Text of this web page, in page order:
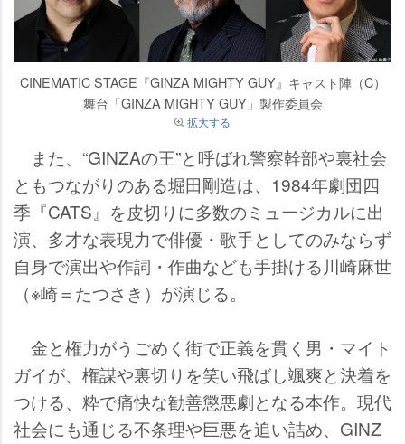
CINEMATIC STAGE『GINZA MIGHTY GUY』キャスト陣（C）
舞台「GINZA MIGHTY GUY」製作委員会
拡大する
また、“GINZAの王”と呼ばれ警察幹部や裏社会
ともつながりのある堀田剛造は、1984年劇団四
季『CATS』を皮切りに多数のミュージカルに出
演、多才な表現力で俳優・歌手としてのみならず
自身で演出や作詞・作曲なども手掛ける川崎麻世
（※崎＝たつさき）が演じる。
金と権力がうごめく街で正義を貫く男・マイト
ガイが、権謀や裏切りを笑い飛ばし颯爽と決着を
つける、粋で痛快な勧善懲悪劇となる本作。現代
社会にも通じる不条理や巨悪を追い詰め、GINZ